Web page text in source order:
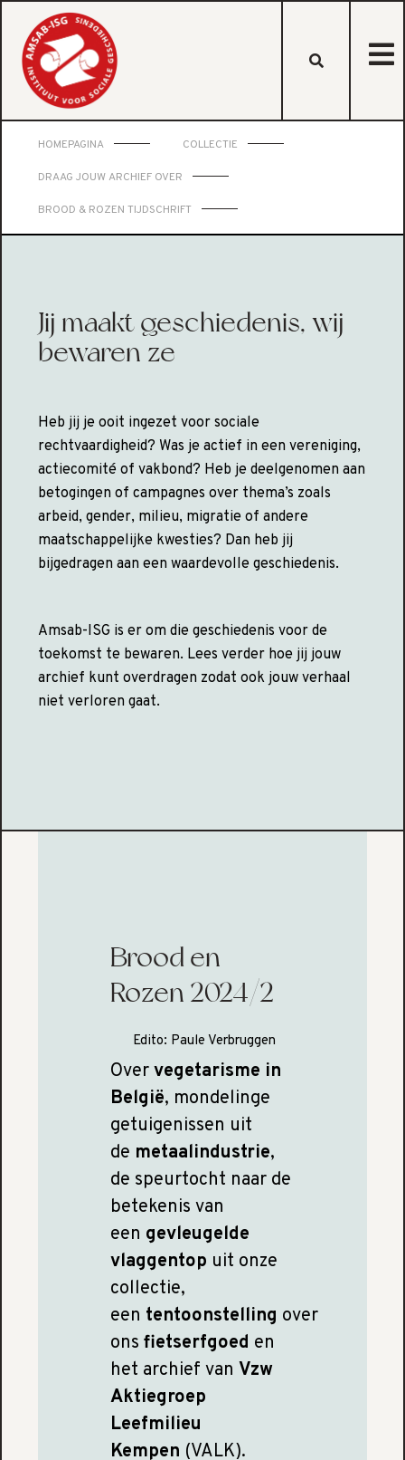
HOMEPAGINA COLLECTIE
DRAAG JOUW ARCHIEF OVER
BROOD & ROZEN TIJDSCHRIFT
Jij maakt geschiedenis, wij
bewaren ze
Heb jij je ooit ingezet voor sociale
rechtvaardigheid? Was je actief in een vereniging,
actiecomité of vakbond? Heb je deelgenomen aan
betogingen of campagnes over thema’s zoals
arbeid, gender, milieu, migratie of andere
maatschappelijke kwesties? Dan heb jij
bijgedragen aan een waardevolle geschiedenis.
Amsab-ISG is er om die geschiedenis voor de
toekomst te bewaren. Lees verder hoe jij jouw
archief kunt overdragen zodat ook jouw verhaal
niet verloren gaat.
Brood en
Rozen 2024/2
Edito: Paule Verbruggen
Overvegetarisme in
België, mondelinge
getuigenissen uit
de metaalindustrie,
de speurtocht naar de
betekenis van
een gevleugelde
vlaggentop uit onze
collectie,
een tentoonstelling over
ons fietserfgoed en
het archief van Vzw
Aktiegroep
Leefmilieu
Kempen (VALK).